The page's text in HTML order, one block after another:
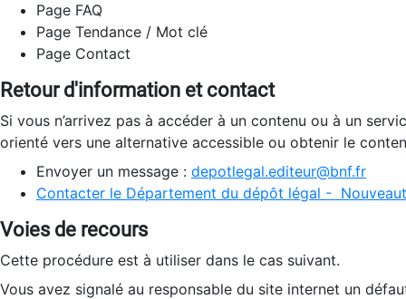
Page FAQ
Page Tendance / Mot clé
Page Contact
Retour d'information et contact
Si vous n’arrivez pas à accéder à un contenu ou à un
orienté vers une alternative accessible ou obtenir le
Envoyer un message : depotlegal.editeur@bnf.fr
Contacter le Département du dépôt légal -
Voies de recours
Cette procédure est à utiliser dans le cas suivant.
Vous avez signalé au responsable du site internet un